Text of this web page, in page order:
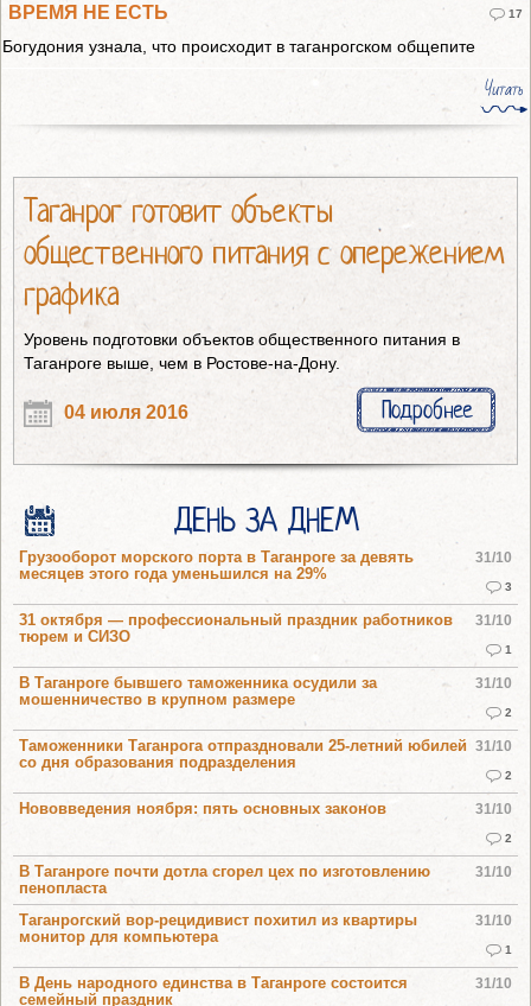
ВРЕМЯ НЕ ЕСТЬ 17
Богудония узнала, что происходит в таганрогском общепите
Читать
Таганрог готовит объекты
общественного питания с опережением
графика
Уровень подготовки объектов общественного питания в
Таганроге выше, чем в Ростове-на-Дону.
04 июля 2016 Подробнее
ДЕНЬ ЗА ДНЕМ
31/10
3
Грузооборот морского порта в Таганроге за девять
месяцев этого года уменьшился на 29%
31/10
1
31 октября — профессиональный праздник работников
тюрем и СИЗО
31/10
2
В Таганроге бывшего таможенника осудили за
мошенничество в крупном размере
31/10
2
Таможенники Таганрога отпраздновали 25-летний юбилей
со дня образования подразделения
31/10
2
Нововведения ноября: пять основных законов
31/10
В Таганроге почти дотла сгорел цех по изготовлению
пенопласта
31/10
1
Таганрогский вор-рецидивист похитил из квартиры
монитор для компьютера
31/10
В День народного единства в Таганроге состоится
семейный праздник